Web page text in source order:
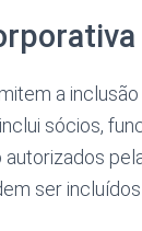
a
sócios,
ser